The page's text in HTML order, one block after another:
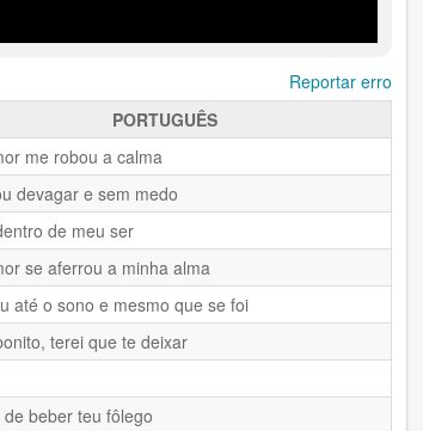
Reportar erro
PORTUGUÊS
me robou a calma
devagar e sem medo
de meu ser
se aferrou a minha alma
até o sono e mesmo que se foi
terei que te deixar
de beber teu fôlego